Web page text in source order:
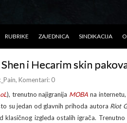
RUBRIKE ZAJEDNICA SINDIKACIJA
i Hecarim skin
, Komentari: 0
), trenutno najigranija MOBA na
su jedan od glavnih prihoda autora Riot
klasičnog izgleda ostalih igrača. Trenutno